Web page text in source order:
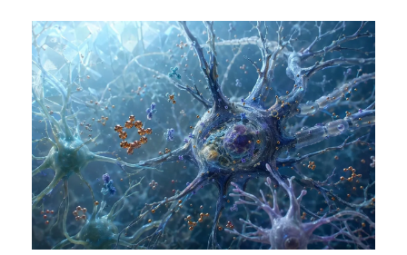
ဗမာစာ
ភាសាខ្មែរ
Kiswahili
አማርኛ
Українська
O‘zbekcha
Català
Қазақ тілі